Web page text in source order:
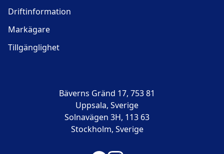
Bäverns Gränd 17, 753 81
Uppsala, Sverige
Solnavägen 3H, 113 63
Stockholm, Sverige
Driftinformation
Markägare
Tillgänglighet